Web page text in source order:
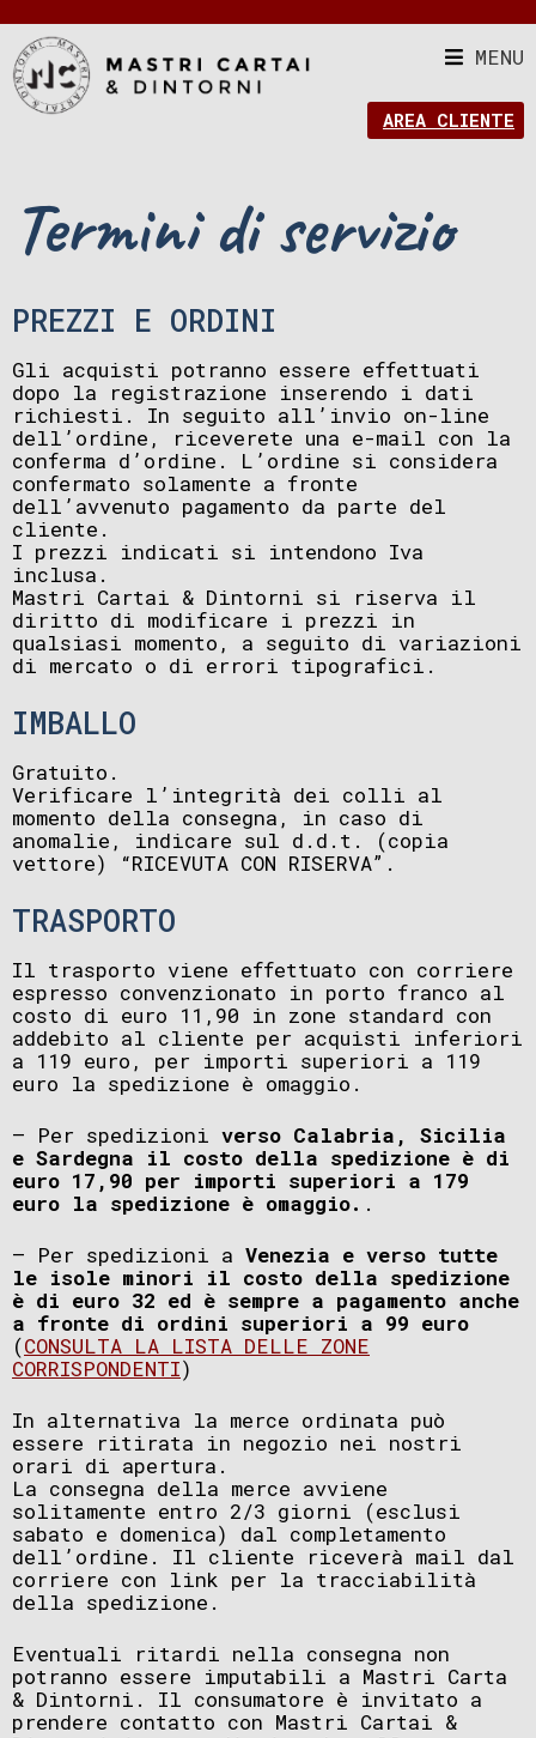
MENU
AREA CLIENTE
Termini di servizio
PREZZI E ORDINI
Gli acquisti potranno essere effettuati
dopo la registrazione inserendo i dati
richiesti. In seguito all’invio on-line
dell’ordine, riceverete una e-mail con la
conferma d’ordine. L’ordine si considera
confermato solamente a fronte
dell’avvenuto pagamento da parte del
cliente.
I prezzi indicati si intendono Iva
inclusa.
Mastri Cartai & Dintorni si riserva il
diritto di modificare i prezzi in
qualsiasi momento, a seguito di variazioni
di mercato o di errori tipografici.
IMBALLO
Gratuito.
Verificare l’integrità dei colli al
momento della consegna, in caso di
anomalie, indicare sul d.d.t. (copia
vettore) “RICEVUTA CON RISERVA”.
TRASPORTO
Il trasporto viene effettuato con corriere
espresso convenzionato in porto franco al
costo di euro 11,90 in zone standard con
addebito al cliente per acquisti inferiori
a 119 euro, per importi superiori a 119
euro la spedizione è omaggio.
– Per spedizioni verso Calabria, Sicilia
e Sardegna il costo della spedizione è di
euro 17,90 per importi superiori a 179
euro la spedizione è omaggio. .
– Per spedizioni a Venezia e verso tutte
le isole minori il costo della spedizione
è di euro 32 ed è sempre a pagamento anche
a fronte di ordini superiori a 99 euro
(CONSULTA LA LISTA DELLE ZONE
CORRISPONDENTI)
In alternativa la merce ordinata può
essere ritirata in negozio nei nostri
orari di apertura.
La consegna della merce avviene
solitamente entro 2/3 giorni (esclusi
sabato e domenica) dal completamento
dell’ordine. Il cliente riceverà mail dal
corriere con link per la tracciabilità
della spedizione.
Eventuali ritardi nella consegna non
potranno essere imputabili a Mastri Carta
& Dintorni. Il consumatore è invitato a
prendere contatto con Mastri Cartai &